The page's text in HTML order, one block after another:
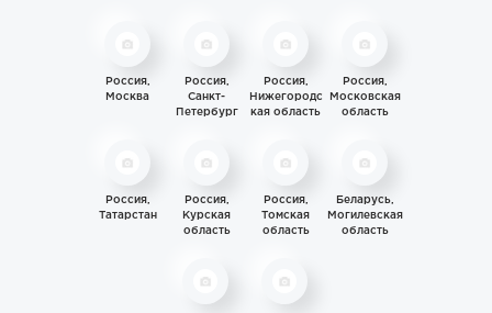
Россия,
Москва
Россия,
Санкт-
Петербург
Россия,
Нижегородс
кая область
Россия,
Московская
область
Россия,
Татарстан
Россия,
Курская
область
Россия,
Томская
область
Беларусь,
Могилевская
область